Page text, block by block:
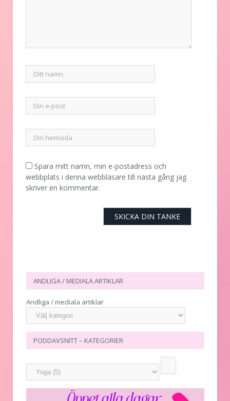
Spara mitt namn, min e-postadress och
webbplats i denna webbläsare till nästa gång jag
skriver en kommentar.
ANDLIGA / MEDIALA ARTIKLAR
Andliga / mediala artiklar
PODDAVSNITT – KATEGORIER